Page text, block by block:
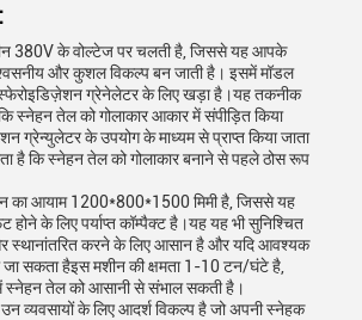
380V के वोल्टेज पर चलती है, जिससे यह आपके
और कुशल विकल्प बन जाती है। इसमें मॉडल
स्फेरोइडिज़ेशन ग्रेनेलेटर के लिए खड़ा है।यह तकनीक
स्नेहन तेल को गोलाकार आकार में संपीड़ित किया
ग्रेन्युलेटर के उपयोग के माध्यम से प्राप्त किया जाता
है कि स्नेहन तेल को गोलाकार बनाने से पहले ठोस रूप
का आयाम 1200*800*1500 मिमी है, जिससे यह
होने के लिए पर्याप्त कॉम्पैक्ट है।यह यह भी सुनिश्चित
स्थानांतरित करने के लिए आसान है और यदि आवश्यक
जा सकता हैइस मशीन की क्षमता 1-10 टन/घंटे है,
स्नेहन तेल को आसानी से संभाल सकती है।
व्यवसायों के लिए आदर्श विकल्प है जो अपनी स्नेहक